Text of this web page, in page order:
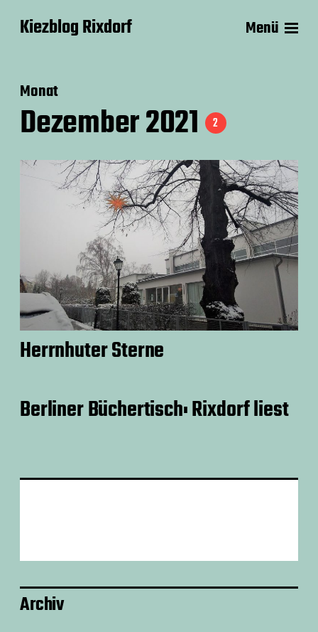
Kiezblog Rixdorf Menü
Monat
Dezember 2021 2
Herrnhuter Sterne
Berliner Büchertisch: Rixdorf liest
Archiv